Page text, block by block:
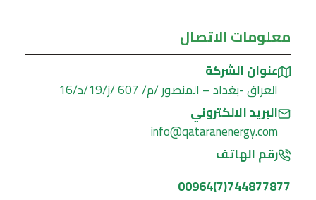
معلومات الاتصال
عنوان الشركة
العراق -بغداد – المنصور /م/ 607 /ز/19/د/16
البريد الالكتروني
info@qataranenergy.com
رقم الهاتف
744877877(7)00964